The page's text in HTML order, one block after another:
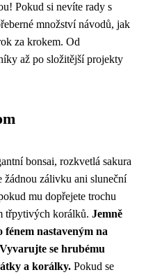
Pokud si nevíte rady s
množství návodů, jak
za krokem. Od
až po složitější projekty
bonsai, rozkvetlá sakura
žádnou zálivku ani sluneční
mu dopřejete trochu
třpytivých korálků. Jemně
nastaveným na
se hrubému
a korálky. Pokud se